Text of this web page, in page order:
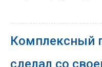
Комплексный
сделал со